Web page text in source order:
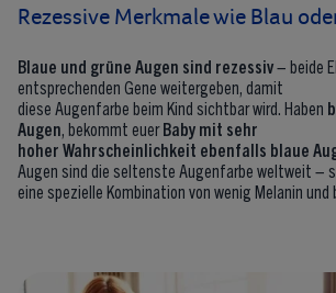
Rezessive Merkmale wie Blau
Blaue und grüne Augen sind rezessiv– beide
entsprechenden Gene weitergeben, damit
diese Augenfarbe beim Kind sichtbar wird. Haben
Augen , bekommt euerBaby mit sehr
hoher Wahrscheinlichkeit ebenfalls blaue
Augen sind die seltenste Augenfarbe weltweit –
eine spezielle Kombination von wenig Melanin